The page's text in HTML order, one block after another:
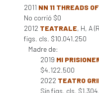
2011 NN 11 THREADS
No corrió $0
2012 TEATRALE, H, A
figs. cls. $10.041.250
Madre de:
2019 MI
$4.122.500
2022 TEATRO
Sin figs. cls.